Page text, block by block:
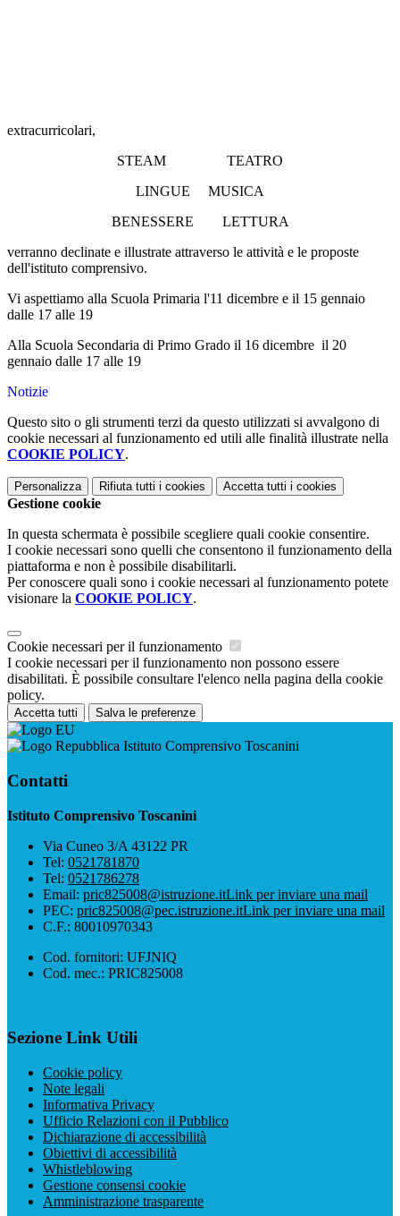
extracurricolari,
STEAM TEATRO
LINGUE MUSICA
BENESSERE LETTURA
verranno declinate e illustrate attraverso le attività e le proposte
dell'istituto comprensivo.
Vi aspettiamo alla Scuola Primaria l'11 dicembre e il 15 gennaio
dalle 17 alle 19
Alla Scuola Secondaria di Primo Grado il 16 dicembre il 20
gennaio dalle 17 alle 19
Notizie
Questo sito o gli strumenti terzi da questo utilizzati si avvalgono di
cookie necessari al funzionamento ed utili alle finalità illustrate nella
COOKIE POLICY.
Personalizza Rifiuta tutti i cookies Accetta tutti i cookies
Gestione cookie
In questa schermata è possibile scegliere quali cookie consentire.
I cookie necessari sono quelli che consentono il funzionamento della
piattaforma e non è possibile disabilitarli.
Per conoscere quali sono i cookie necessari al funzionamento potete
visionare la COOKIE POLICY.
Cookie necessari per il funzionamento
I cookie necessari per il funzionamento non possono essere
disabilitati. È possibile consultare l'elenco nella pagina della cookie
policy.
Accetta tutti Salva le preferenze
Istituto Comprensivo Toscanini
Contatti
Istituto Comprensivo Toscanini
Via Cuneo 3/A 43122 PR
Tel: 0521781870
Tel: 0521786278
Email: pric825008@istruzione.itLink per inviare una mail
PEC: pric825008@pec.istruzione.itLink per inviare una mail
C.F.: 80010970343
Cod. fornitori: UFJNIQ
Cod. mec.: PRIC825008
Sezione Link Utili
Cookie policy
Note legali
Informativa Privacy
Ufficio Relazioni con il Pubblico
Dichiarazione di accessibilità
Obiettivi di accessibilità
Whistleblowing
Gestione consensi cookie
Amministrazione trasparente